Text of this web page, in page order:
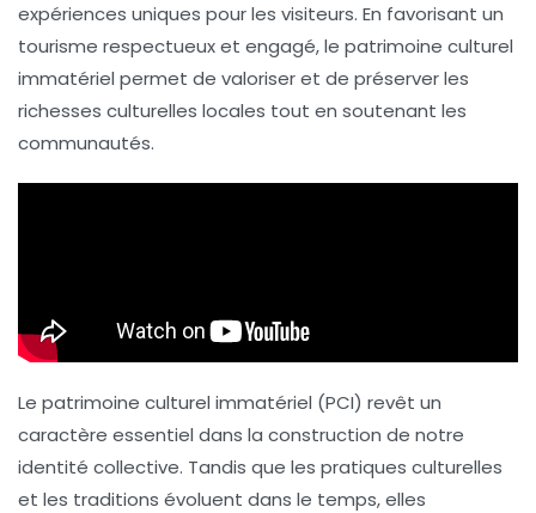
expériences uniques pour les visiteurs. En favorisant un
tourisme respectueux et engagé, le patrimoine culturel
immatériel permet de valoriser et de préserver les
richesses culturelles locales tout en soutenant les
communautés.
Le patrimoine culturel immatériel (PCI) revêt un
caractère essentiel dans la construction de notre
identité collective. Tandis que les pratiques culturelles
et les traditions évoluent dans le temps, elles